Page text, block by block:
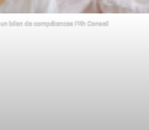
un bilan de compétences FRh Conseil